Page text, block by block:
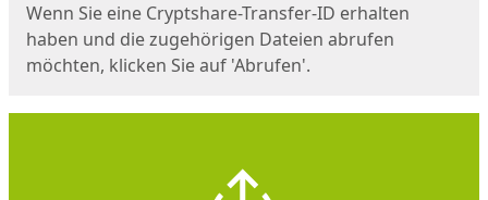
Wenn Sie eine Cryptshare-Transfer-ID erhalten
haben und die zugehörigen Dateien abrufen
möchten, klicken Sie auf 'Abrufen'.